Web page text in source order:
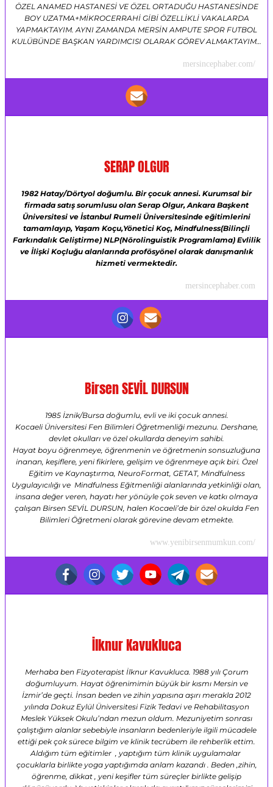
ÖZEL ANAMED HASTANESİ VE ÖZEL ORTADUĞU HASTANESİNDE
BOY UZATMA+MİKROCERRAHİ GİBİ ÖZELLİKLİ VAKALARDA
YAPMAKTAYIM. AYNI ZAMANDA MERSİN AMPUTE SPOR FUTBOL
KULÜBÜNDE BAŞKAN YARDIMCISI OLARAK GÖREV ALMAKTAYIM…
mersincephaber.com/
SERAP OLGUR
1982 Hatay/Dörtyol doğumlu. Bir çocuk annesi. Kurumsal bir
firmada satış sorumlusu olan Serap Olgur,Ankara Başkent
Üniversitesi ve İstanbul Rumeli Üniversitesinde eğitimlerini
tamamlayıp, Yaşam Koçu,Yönetici Koç, Mindfulness(Bilinçli
Farkındalık Geliştirme) NLP(Nörolinguistik Programlama) Evlilik
ve İlişki Koçluğu alanlarında profösyönel olarak danışmanlık
hizmeti vermektedir.
mersincephaber.com
Birsen SEVİL DURSUN
1985 İznik/Bursa doğumlu, evli ve iki çocuk annesi.
Kocaeli Üniversitesi Fen Bilimleri Öğretmenliği mezunu. Dershane,
devlet okulları ve özel okullarda deneyim sahibi.
Hayat boyu öğrenmeye, öğrenmenin ve öğretmenin sonsuzluğuna
inanan, keşiflere, yeni fikirlere, gelişim ve öğrenmeye açık biri. Özel
Eğitim ve Kaynaştırma, NeuroFormat, GETAT, Mindfulness
Uygulayıcılığı ve Mindfulness Eğitmenliği alanlarında yetkinliği olan,
insana değer veren, hayatı her yönüyle çok seven ve katkı olmaya
çalışan Birsen SEVİL DURSUN, halen Kocaeli’de bir özel okulda Fen
Bilimleri Öğretmeni olarak görevine devam etmekte.
www.yenibirsenmumkun.com/
İlknur Kavukluca
Merhaba ben Fizyoterapist İlknur Kavukluca. 1988 yılı Çorum
doğumluyum. Hayat öğrenimimin büyük bir kısmı Mersin ve
İzmir’de geçti. İnsan beden ve zihin yapısına aşırı merakla 2012
yılında Dokuz Eylül Üniversitesi Fizik Tedavi ve Rehabilitasyon
Meslek Yüksek Okulu’ndan mezun oldum. Mezuniyetim sonrası
çalıştığım alanlar sebebiyle insanların bedenleriyle ilgili mücadele
ettiği pek çok sürece bilgim ve klinik tecrübem ile rehberlik ettim.
Aldığım tüm eğitimler , yaptığım tüm klinik uygulamalar
çocuklarla birlikte yoga yaptığımda anlam kazandı . Beden ,zihin,
öğrenme, dikkat , yeni keşifler tüm süreçler birlikte gelişip